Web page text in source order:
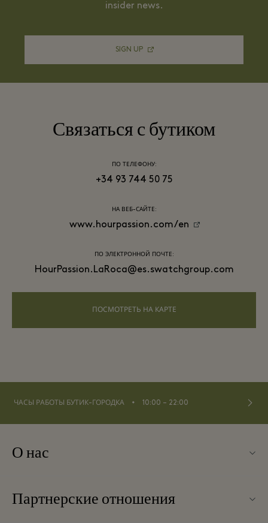
insider news.
SIGN UP
Связаться с бутиком
ПО ТЕЛЕФОНУ:
+34 93 744 50 75
НА ВЕБ-САЙТЕ:
www.hourpassion.com/en
ПО ЭЛЕКТРОННОЙ ПОЧТЕ:
HourPassion.LaRoca@es.swatchgroup.com
ПОСМОТРЕТЬ НА КАРТЕ
ЧАСЫ РАБОТЫ БУТИК-ГОРОДКА ⬩ 10:00 – 22:00
О нас
О La Roca Village
Партнерские отношения